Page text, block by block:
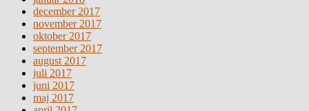
december 2017
november 2017
oktober 2017
september 2017
august 2017
juli 2017
juni 2017
maj 2017